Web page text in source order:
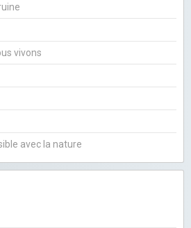
vivons
avec la nature